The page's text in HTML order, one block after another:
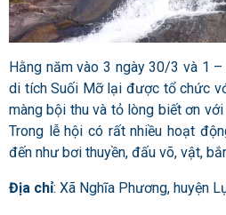
Hằng năm vào 3 ngày 30/3 và 1
di tích Suối Mỡ lại được tổ chức
màng bội thu và tỏ lòng biết ơn
Trong lễ hội có rất nhiều hoạt
đến như bơi thuyền, đấu võ, vật,
Địa chỉ: Xã Nghĩa Phương, huyện